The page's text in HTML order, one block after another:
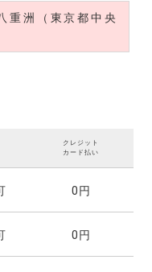
重洲（東京都中央
クレジット
カード払い
0円
0円